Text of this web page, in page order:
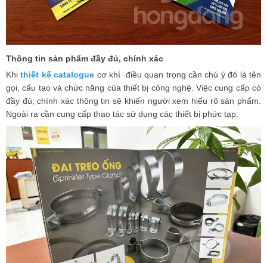
Thông tin sản phẩm đầy đủ, chính xác
Khithiết kế catalogue cơ khí điều quan trọng cần chú ý đó là tên
gọi, cấu tạo và chức năng của thiết bị công nghệ. Việc cung cấp có
đầy đủ, chính xác thông tin sẽ khiến người xem hiểu rõ sản phẩm.
Ngoài ra cần cung cấp thao tác sử dụng các thiết bị phức tạp.